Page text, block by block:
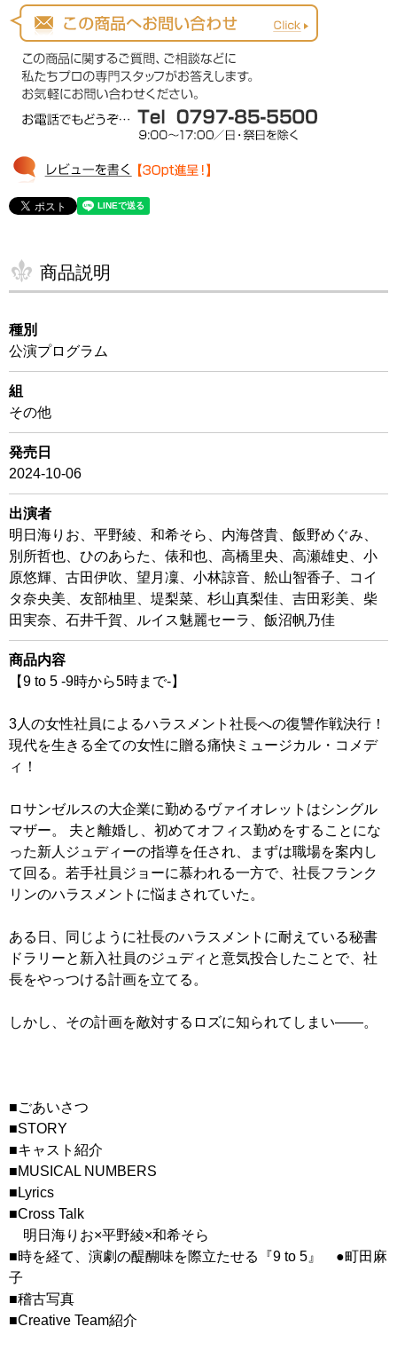
商品説明
種別
公演プログラム
組
その他
発売日
2024-10-06
出演者
明日海りお、平野綾、和希そら、内海啓貴、飯野めぐみ、
別所哲也、ひのあらた、俵和也、高橋里央、高瀬雄史、小
原悠輝、古田伊吹、望月凜、小林諒音、舩山智香子、コイ
タ奈央美、友部柚里、堤梨菜、杉山真梨佳、吉田彩美、柴
田実奈、石井千賀、ルイス魅麗セーラ、飯沼帆乃佳
商品内容
【9 to 5 -9時から5時まで-】
3人の女性社員によるハラスメント社長への復讐作戦決行！
現代を生きる全ての女性に贈る痛快ミュージカル・コメデ
ィ！
ロサンゼルスの大企業に勤めるヴァイオレットはシングル
マザー。 夫と離婚し、初めてオフィス勤めをすることにな
った新人ジュディーの指導を任され、まずは職場を案内し
て回る。若手社員ジョーに慕われる一方で、社長フランク
リンのハラスメントに悩まされていた。
ある日、同じように社長のハラスメントに耐えている秘書
ドラリーと新入社員のジュディと意気投合したことで、社
長をやっつける計画を立てる。
しかし、その計画を敵対するロズに知られてしまい――。
■ごあいさつ
■STORY
■キャスト紹介
■MUSICAL NUMBERS
■Lyrics
■Cross Talk
明日海りお×平野綾×和希そら
■時を経て、演劇の醍醐味を際立たせる『9 to 5』 ●町田麻
子
■稽古写真
■Creative Team紹介